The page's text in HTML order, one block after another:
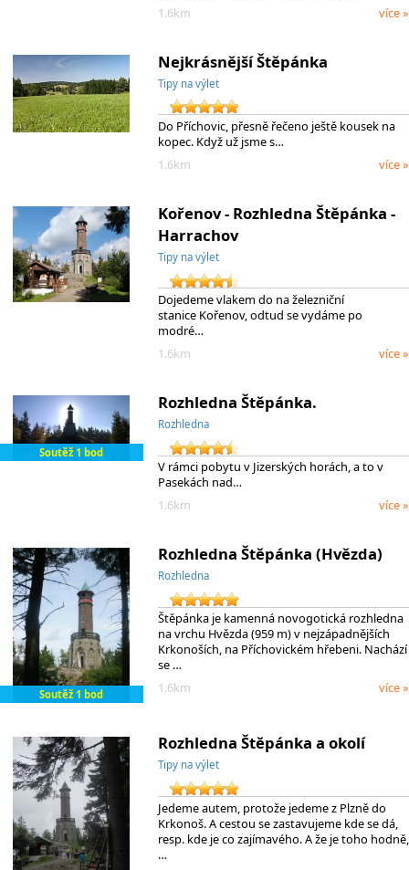
1.6km
více »
Nejkrásnější Štěpánka
Tipy na výlet
Do Příchovic, přesně řečeno ještě kousek na
kopec. Když už jsme s…
1.6km
více »
Kořenov - Rozhledna Štěpánka -
Harrachov
Tipy na výlet
Dojedeme vlakem do na železniční
stanice Kořenov, odtud se vydáme po
modré…
1.6km
více »
Soutěž 1 bod
Rozhledna Štěpánka.
Rozhledna
V rámci pobytu v Jizerských horách, a to v
Pasekách nad…
1.6km
více »
Soutěž 1 bod
Rozhledna Štěpánka (Hvězda)
Rozhledna
Štěpánka je kamenná novogotická rozhledna
na vrchu Hvězda (959 m) v nejzápadnějších
Krkonoších, na Příchovickém hřebeni. Nachází
se …
1.6km
více »
Rozhledna Štěpánka a okolí
Tipy na výlet
Jedeme autem, protože jedeme z Plzně do
Krkonoš. A cestou se zastavujeme kde se dá,
resp. kde je co zajímavého. A že je toho hodně,
…